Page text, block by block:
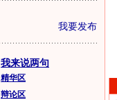
我要发布
我来说两句
精华区
辩论区